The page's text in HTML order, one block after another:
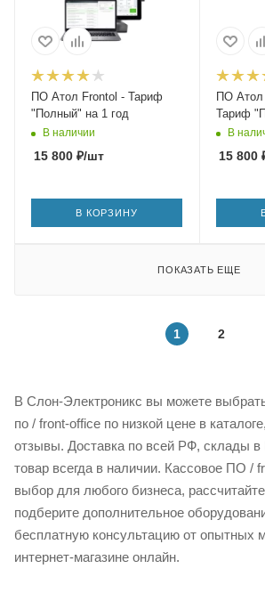
ПО Атол Frontol - Тариф
"Полный" на 1 год
В наличии
15 800 ₽/шт
В КОРЗИНУ
ПО Атол
Тариф
В
15 800
ПОКАЗАТЬ ЕЩЕ
1 2
В Слон-Электроникс вы можете
по / front-office по низкой цене в
отзывы. Доставка по всей РФ, склады в
товар всегда в наличии. Кассовое ПО /
выбор для любого бизнеса,
подберите дополнительное
бесплатную консультацию от опытных
интернет-магазине онлайн.